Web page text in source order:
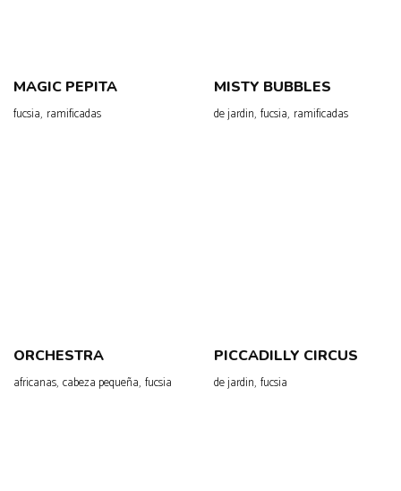
MAGIC PEPITA
fucsia, ramificadas
MISTY BUBBLES
de jardin, fucsia, ramificadas
ORCHESTRA
africanas, cabeza pequeña, fucsia
PICCADILLY CIRCUS
de jardin, fucsia